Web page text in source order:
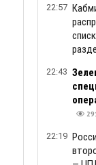
22:57
22:43
22:19